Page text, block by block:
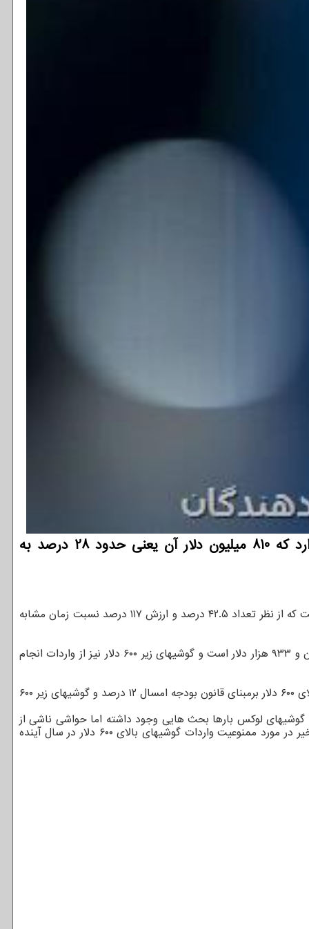
توسعه دهندگان: اعلام گمرک ایران از افزایش واردات گوشی تلفن همراه تا مرز سه میلیارد دلار حکایت دارد که 810 میلیون دلار آن یعنی حدود 28 درصد به
طبق اعلام وی، در ۹ ماهه امسال ۱۳ میلیون و ۶۱ هزار و ۸۲۲ دستگاه به ارزش دو میلیارد و ۹۴۲ هزار و ۴۲۰ دستگاه گوشی وارد ایران شده است که از نظر تعداد ۴۲.۵ درصد و ارزش ۱۱۷ درصد نسبت زمان مشابه
عسگری یاد آور شد: از حجم گوشی وارداتی در ۹ ماهه امسال ۶۷۰ هزار و ۳۵۷ دستگاه مربوط به گوشیهای بالای ۶۰۰ دلار به ارزش ۸۱۰ میلیون و ۹۳۳ هزار دلار است و گوشیهای زیر ۶۰۰ دلار نیز از واردات انجام
ورودی گوشی بالای ۶۰۰ دلار برمبنای قانون بودجه امسال ۱۲ درصد و گوشیهای زیر ۶۰۰
گوشیهای لوکس بارها بحث هایی وجود داشته اما حواشی ناشی از
سبب شد بطورمثال مصوبه ممنوعیت واردات گوشیهای بالای ۳۰۰ یورو در سال قبل اجرائی نشود و یا خبرهای اخیر در مورد ممنوعیت واردات گوشیهای بالای ۶۰۰ دلار در سال آینده